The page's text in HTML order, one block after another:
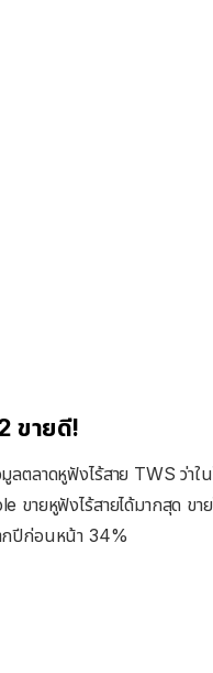
ขายดี!
ลตลาดหูฟังไร้สาย TWS ว่าใ
ขายหูฟังไร้สายได้มากสุด ขาย
กปีก่อนหน้า 34%